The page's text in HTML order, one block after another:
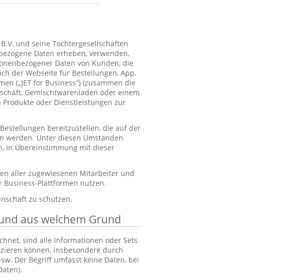
und seine Tochtergesellschaften
Daten erheben, verwenden,
Daten von Kunden, die
der Webseite für Bestellungen, App,
(„JET for Business“) (zusammen die
Gemischtwarenladen oder einem
Produkte oder Dienstleistungen zur
bereitzustellen, die auf der
werden. Unter diesen Umständen
in Übereinstimmung mit dieser
aller zugewiesenen Mitarbeiter und
Business-Plattformen nutzen.
zu schützen.
aus welchem Grund
sind alle Informationen oder Sets
können, insbesondere durch
Der Begriff umfasst keine Daten, bei